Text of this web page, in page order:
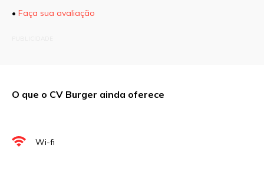
• Faça sua avaliação
Nome
O que o CV Burger ainda oferece
Wi-fi